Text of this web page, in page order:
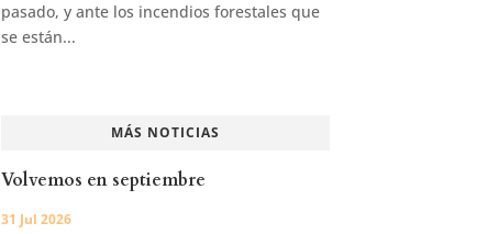
pasado, y ante los incendios forestales que
se están...
MÁS NOTICIAS
Volvemos en septiembre
31 Jul 2026